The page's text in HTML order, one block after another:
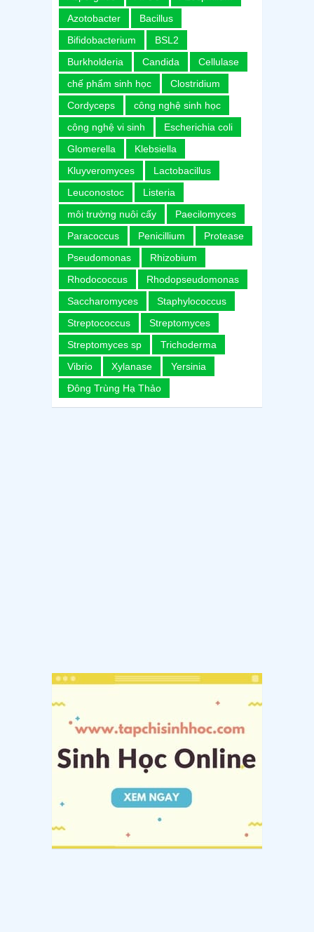
Azotobacter
Bacillus
Bifidobacterium
BSL2
Burkholderia
Candida
Cellulase
chế phẩm sinh học
Clostridium
Cordyceps
công nghệ sinh học
công nghệ vi sinh
Escherichia coli
Glomerella
Klebsiella
Kluyveromyces
Lactobacillus
Leuconostoc
Listeria
môi trường nuôi cấy
Paecilomyces
Paracoccus
Penicillium
Protease
Pseudomonas
Rhizobium
Rhodococcus
Rhodopseudomonas
Saccharomyces
Staphylococcus
Streptococcus
Streptomyces
Streptomyces sp
Trichoderma
Vibrio
Xylanase
Yersinia
Đông Trùng Hạ Thảo